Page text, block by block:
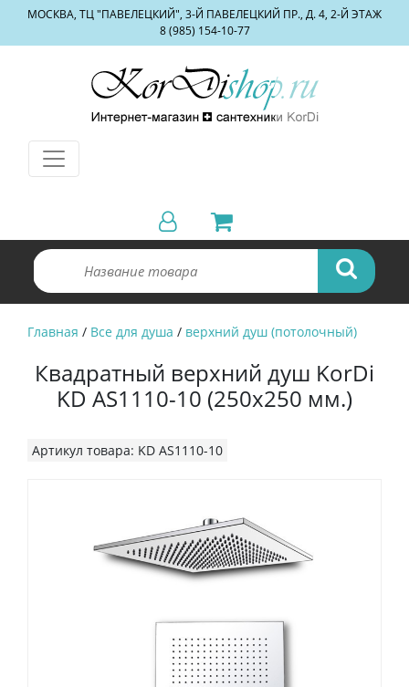
МОСКВА, ТЦ "ПАВЕЛЕЦКИЙ", 3-Й ПАВЕЛЕЦКИЙ ПР., Д. 4, 2-Й ЭТАЖ
8 (985) 154-10-77
Главная / Все для душа / верхний душ (потолочный)
Квадратный верхний душ KorDi
KD AS1110-10 (250х250 мм.)
Артикул товара: KD AS1110-10